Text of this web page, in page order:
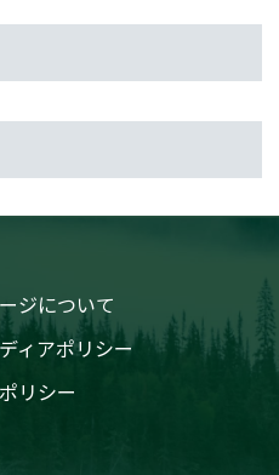
ジについて
ィアポリシー
リシー